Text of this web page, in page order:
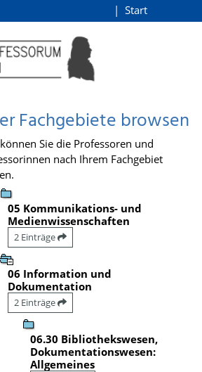
Start
Fachgebiete browsen
Sie die Professoren und
nach Ihrem Fachgebiet
05 Kommunikations- und
Medienwissenschaften
2 Einträge
06 Information und
Dokumentation
2 Einträge
06.30 Bibliothekswesen,
Dokumentationswesen:
Allgemeines